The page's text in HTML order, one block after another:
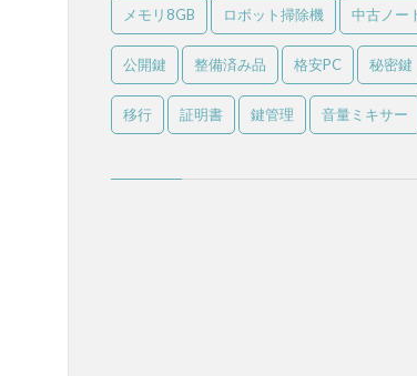
メモリ8GB ロボット掃除機 中古ノー
公開鍵 整備済み品 格安PC 秘密鍵
移行 証明書 鍵管理 音量ミキサー